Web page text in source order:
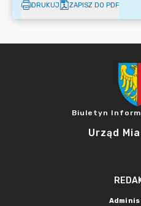
DRUKUJ ZAPISZ DO PDF
Biuletyn
Urząd